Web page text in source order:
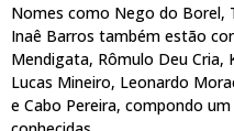
Nomes como Nego do Borel,
Inaê Barros também estão
Mendigata, Rômulo Deu Cria,
Lucas Mineiro, Leonardo
e Cabo Pereira, compondo